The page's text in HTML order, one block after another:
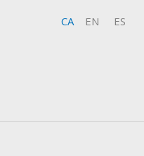
CA EN ES